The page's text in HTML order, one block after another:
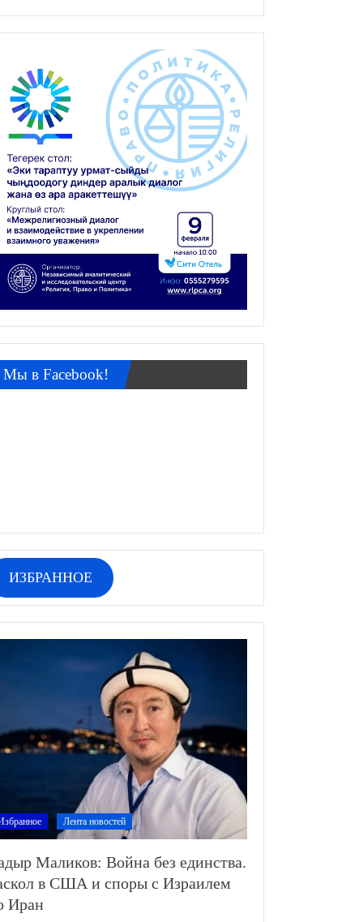
Мы в Facebook!
ИЗБРАННОЕ
Лента новостей
Маликов: Война без единства.
в США и споры с Израилем
Иран